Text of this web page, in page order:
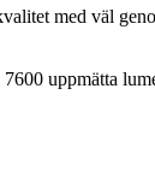
med väl
uppmätta